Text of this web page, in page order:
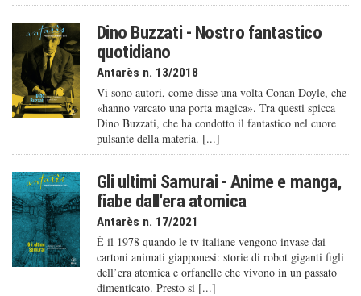
Dino Buzzati - Nostro fantastico
quotidiano
Antarès n. 13/2018
Vi sono autori, come disse una volta Conan Doyle, che
«hanno varcato una porta magica». Tra questi spicca
Dino Buzzati, che ha condotto il fantastico nel cuore
pulsante della materia. [...]
Gli ultimi Samurai - Anime e manga,
fiabe dall'era atomica
Antarès n. 17/2021
È il 1978 quando le tv italiane vengono invase dai
cartoni animati giapponesi: storie di robot giganti figli
dell’era atomica e orfanelle che vivono in un passato
dimenticato. Presto si [...]